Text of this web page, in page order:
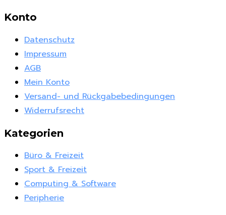
Konto
Datenschutz
Impressum
AGB
Mein Konto
Versand- und Rückgabebedingungen
Widerrufsrecht
Kategorien
Büro & Freizeit
Sport & Freizeit
Computing & Software
Peripherie